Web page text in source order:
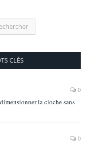
CLÉS
0
la cloche sans
0